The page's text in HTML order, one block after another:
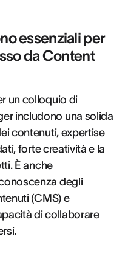
essenziali per
da Content
un colloquio di
includono una solida
contenuti, expertise
forte creatività e la
È anche
degli
(CMS) e
di collaborare